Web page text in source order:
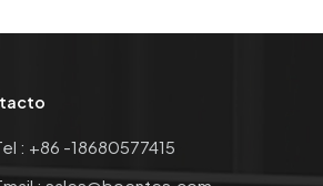
: +86 -18680577415